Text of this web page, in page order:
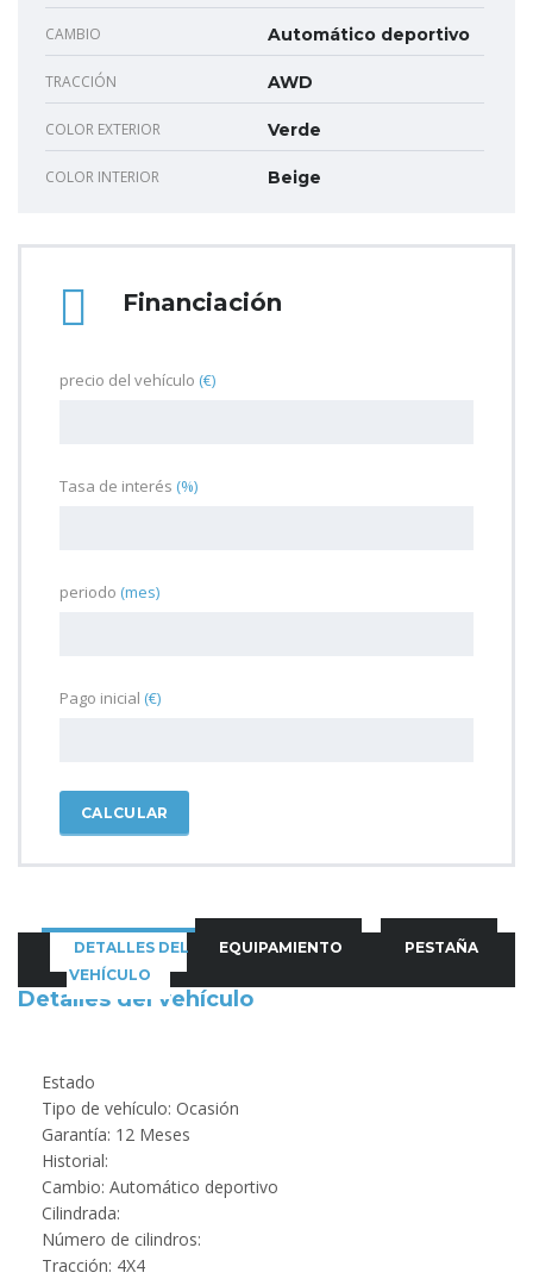
CAMBIO Automático deportivo
TRACCIÓN AWD
COLOR EXTERIOR Verde
COLOR INTERIOR Beige
Financiación
precio del vehículo (€)
Tasa de interés (%)
periodo (mes)
Pago inicial (€)
CALCULAR
DETALLES DEL
VEHÍCULO
EQUIPAMIENTO PESTAÑA
Detalles del vehículo
Estado
Tipo de vehículo: Ocasión
Garantía: 12 Meses
Historial:
Cambio: Automático deportivo
Cilindrada:
Número de cilindros:
Tracción: 4X4